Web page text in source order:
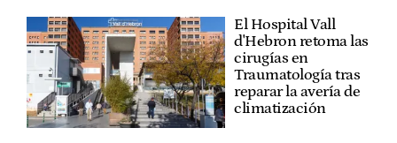
El Hospital Vall
d'Hebron retoma las
cirugías en
Traumatología tras
reparar la avería de
climatización